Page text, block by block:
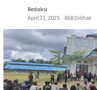
Redaksi
April 21, 2025
868 Dilihat